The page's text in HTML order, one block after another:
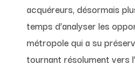
acquéreurs, désormais
temps d’analyser les
métropole qui a su
tournant résolument vers